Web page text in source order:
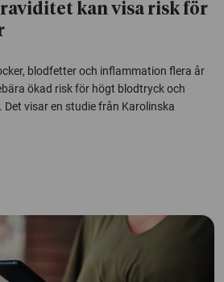
kan visa risk för
blodfetter och inflammation flera år
ökad risk för högt blodtryck och
visar en studie från Karolinska